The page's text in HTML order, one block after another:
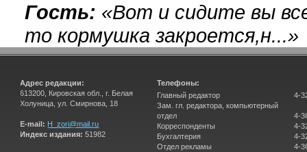
Гость: «Вот и сидите вы
то кормушка закроется,н...»
Адрес редакции:
613200, Кировская обл., г. Белая
Холуница, ул. Смирнова, 18
E-mail: H_zori@mail.ru
Индекс издания: 51982
Телефоны:
Главный редактор
Зам. гл. редактора, компьютерный
отдел
Корреспонденты
Бухгалтерия
Отдел рекламы
4-
4-
4-
4-
4-